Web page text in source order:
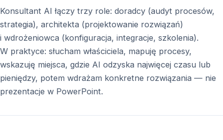
Konsultant AI łączy trzy role: doradcy (audyt procesów,
strategia), architekta (projektowanie rozwiązań)
i wdrożeniowca (konfiguracja, integracje, szkolenia).
W praktyce: słucham właściciela, mapuję procesy,
wskazuję miejsca, gdzie AI odzyska najwięcej czasu lub
pieniędzy, potem wdrażam konkretne rozwiązania — nie
prezentacje w PowerPoint.